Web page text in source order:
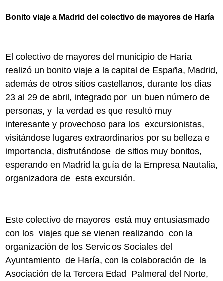
Bonito viaje a Madrid del colectivo de mayores de Haría
El colectivo de mayores del municipio de Haría
realizó un bonito viaje a la capital de España, Madrid,
además de otros sitios castellanos, durante los días
23 al 29 de abril, integrado por un buen número de
personas, y la verdad es que resultó muy
interesante y provechoso para los excursionistas,
visitándose lugares extraordinarios por su belleza e
importancia, disfrutándose de sitios muy bonitos,
esperando en Madrid la guía de la Empresa Nautalia,
organizadora de esta excursión.
Este colectivo de mayores está muy entusiasmado
con los viajes que se vienen realizando con la
organización de los Servicios Sociales del
Ayuntamiento de Haría, con la colaboración de la
Asociación de la Tercera Edad Palmeral del Norte,